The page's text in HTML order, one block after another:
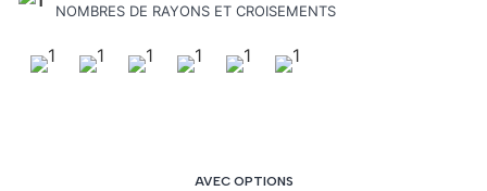
NOMBRES DE RAYONS ET CROISEMENTS
AVEC OPTIONS